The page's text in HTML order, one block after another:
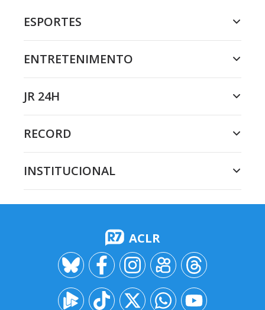
ESPORTES
ENTRETENIMENTO
JR 24H
RECORD
INSTITUCIONAL
ACLR